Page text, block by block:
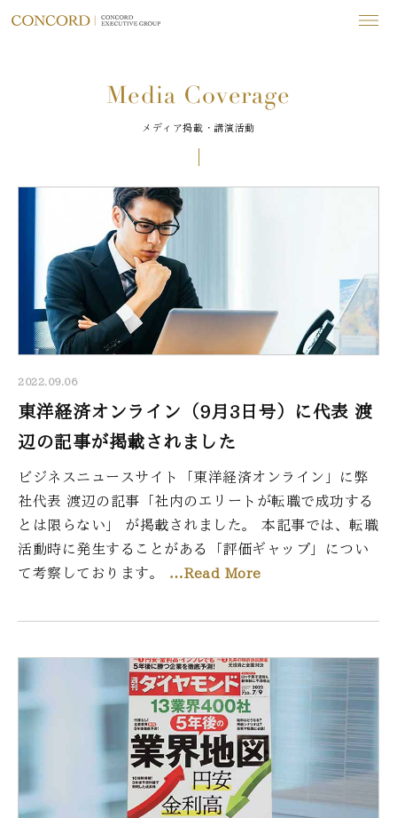
Media Coverage
メディア掲載・講演活動
2022.09.06
東洋経済オンライン（9月3日号）に代表 渡
辺の記事が掲載されました
ビジネスニュースサイト「東洋経済オンライン」に弊
社代表 渡辺の記事「社内のエリートが転職で成功する
とは限らない」 が掲載されました。 本記事では、転職
活動時に発生することがある「評価ギャップ」につい
て考察しております。 …Read More